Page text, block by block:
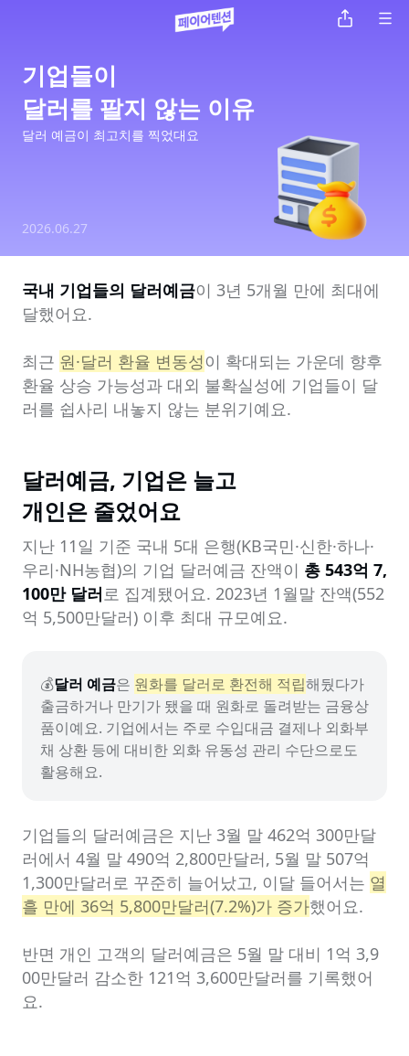
기업들이
달러를 팔지 않는 이유
달러 예금이 최고치를 찍었대요
2026.06.27
국내 기업들의 달러예금이 3년 5개월 만에 최대에
달했어요.
최근 원·달러 환율 변동성이 확대되는 가운데 향후
환율 상승 가능성과 대외 불확실성에 기업들이 달
러를 쉽사리 내놓지 않는 분위기예요.
달러예금, 기업은 늘고
개인은 줄었어요
지난 11일 기준 국내 5대 은행(KB국민·신한·하나·
우리·NH농협)의 기업 달러예금 잔액이 총 543억 7,
100만 달러로 집계됐어요. 2023년 1월말 잔액(552
억 5,500만달러) 이후 최대 규모예요.
💰달러 예금은 원화를 달러로 환전해 적립해뒀다가
출금하거나 만기가 됐을 때 원화로 돌려받는 금융상
품이예요. 기업에서는 주로 수입대금 결제나 외화부
채 상환 등에 대비한 외화 유동성 관리 수단으로도
활용해요.
기업들의 달러예금은 지난 3월 말 462억 300만달
러에서 4월 말 490억 2,800만달러, 5월 말 507억
1,300만달러로 꾸준히 늘어났고, 이달 들어서는 열
흘 만에 36억 5,800만달러(7.2%)가 증가했어요.
반면 개인 고객의 달러예금은 5월 말 대비 1억 3,9
00만달러 감소한 121억 3,600만달러를 기록했어
요.